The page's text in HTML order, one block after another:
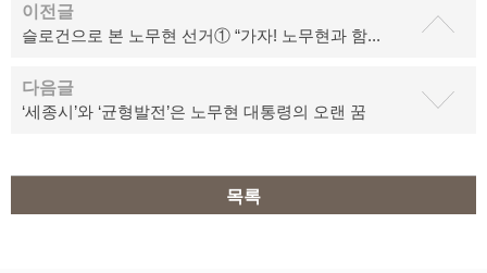
이전글
슬로건으로 본 노무현 선거① “가자! 노무현과 함...
다음글
‘세종시’와 ‘균형발전’은 노무현 대통령의 오랜 꿈
목록